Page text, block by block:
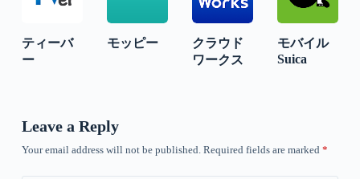
ティーバ
ー
モッピー
クラウド
ワークス
モバイル
Suica
Leave a Reply
Your email address will not be published. Required fields are marked *